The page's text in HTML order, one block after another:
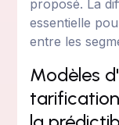
proposé. La
essentielle
entre les
Modèles